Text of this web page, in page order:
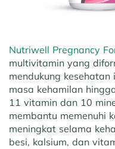
Nutriwell Pregnancy
multivitamin yang
mendukung
masa kehamilan
11 vitamin dan 10
membantu memenuhi
meningkat selama
besi, kalsium, dan